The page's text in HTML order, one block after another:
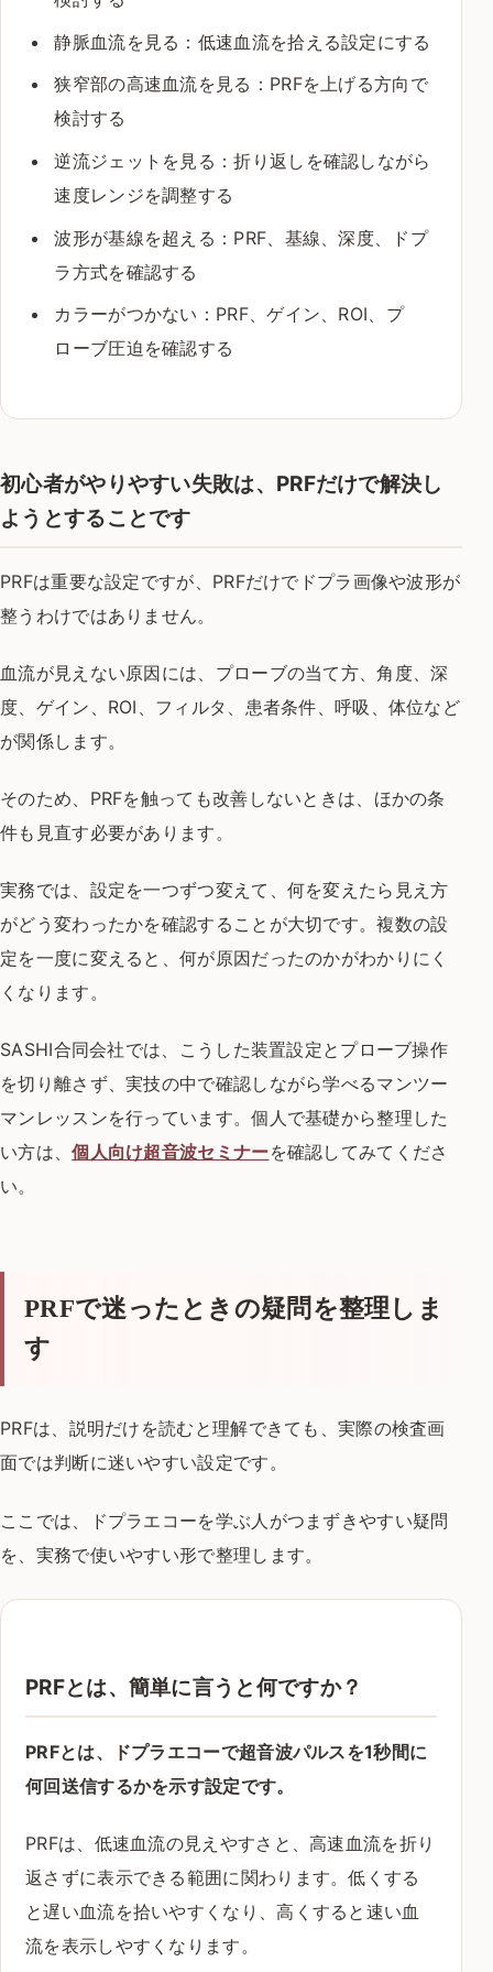
静脈血流を見る：低速血流を拾える設定にする
狭窄部の高速血流を見る：PRFを上げる方向で
検討する
逆流ジェットを見る：折り返しを確認しながら
速度レンジを調整する
波形が基線を超える：PRF、基線、深度、ドプ
ラ方式を確認する
カラーがつかない：PRF、ゲイン、ROI、プ
ローブ圧迫を確認する
初心者がやりやすい失敗は、PRFだけで解決し
ようとすることです
PRFは重要な設定ですが、PRFだけでドプラ画像や波形が
整うわけではありません。
血流が見えない原因には、プローブの当て方、角度、深
度、ゲイン、ROI、フィルタ、患者条件、呼吸、体位など
が関係します。
そのため、PRFを触っても改善しないときは、ほかの条
件も見直す必要があります。
実務では、設定を一つずつ変えて、何を変えたら見え方
がどう変わったかを確認することが大切です。複数の設
定を一度に変えると、何が原因だったのかがわかりにく
くなります。
SASHI合同会社では、こうした装置設定とプローブ操作
を切り離さず、実技の中で確認しながら学べるマンツー
マンレッスンを行っています。個人で基礎から整理した
い方は、個人向け超音波セミナーを確認してみてくださ
い。
PRFで迷ったときの疑問を整理しま
す
PRFは、説明だけを読むと理解できても、実際の検査画
面では判断に迷いやすい設定です。
ここでは、ドプラエコーを学ぶ人がつまずきやすい疑問
を、実務で使いやすい形で整理します。
PRFとは、簡単に言うと何ですか？
PRFとは、ドプラエコーで超音波パルスを1秒間に
何回送信するかを示す設定です。
PRFは、低速血流の見えやすさと、高速血流を折り
返さずに表示できる範囲に関わります。低くする
と遅い血流を拾いやすくなり、高くすると速い血
流を表示しやすくなります。